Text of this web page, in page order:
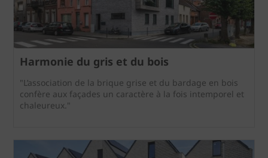
Harmonie du gris et du bois
"L’association de la brique grise et du bardage en bois
confère aux façades un caractère à la fois intemporel et
chaleureux."